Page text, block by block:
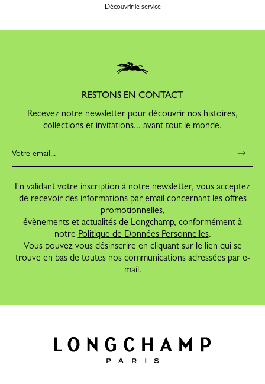
Découvrir le service
RESTONS EN CONTACT
Recevez notre newsletter pour découvrir nos histoires,
collections et invitations... avant tout le monde.
En validant votre inscription à notre newsletter, vous acceptez
de recevoir des informations par email concernant les offres
promotionnelles,
évènements et actualités de Longchamp, conformément à
notre Politique de Données Personnelles.
Vous pouvez vous désinscrire en cliquant sur le lien qui se
trouve en bas de toutes nos communications adressées par e-
mail.